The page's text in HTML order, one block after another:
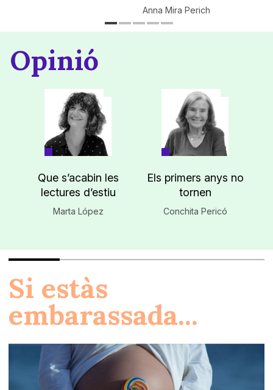
Anna Mira Perich
Opinió
Que s’acabin les
lectures d’estiu
Marta López
Els primers anys no
tornen
Conchita Pericó
Si estàs
embarassada...